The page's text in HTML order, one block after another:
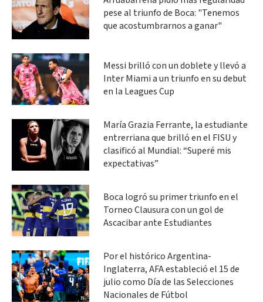
pese al triunfo de Boca: "Tenemos
que acostumbrarnos a ganar"
Messi brilló con un doblete y llevó a
Inter Miami a un triunfo en su debut
en la Leagues Cup
María Grazia Ferrante, la estudiante
entrerriana que brilló en el FISU y
clasificó al Mundial: “Superé mis
expectativas”
Boca logró su primer triunfo en el
Torneo Clausura con un gol de
Ascacibar ante Estudiantes
Por el histórico Argentina-
Inglaterra, AFA estableció el 15 de
julio como Día de las Selecciones
Nacionales de Fútbol